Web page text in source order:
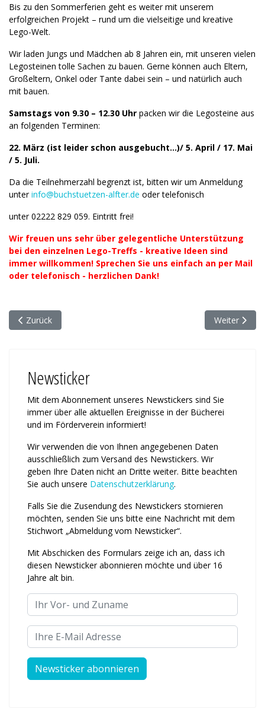
Bis zu den Sommerferien geht es weiter mit unserem
erfolgreichen Projekt – rund um die vielseitige und kreative
Lego-Welt.
Wir laden Jungs und Mädchen ab 8 Jahren ein, mit unseren vielen
Legosteinen tolle Sachen zu bauen. Gerne können auch Eltern,
Großeltern, Onkel oder Tante dabei sein – und natürlich auch
mit bauen.
Samstags von 9.30 – 12.30 Uhr packen wir die Legosteine aus
an folgenden Terminen:
22. März (ist leider schon ausgebucht…)/ 5. April / 17. Mai
/ 5. Juli.
Da die Teilnehmerzahl begrenzt ist, bitten wir um Anmeldung
unterinfo@buchstuetzen-alfter.de oder telefonisch
unter 02222 829 059. Eintritt frei!
Wir freuen uns sehr über gelegentliche Unterstützung
bei den einzelnen Lego-Treffs - kreative Ideen sind
immer willkommen! Sprechen Sie uns einfach an per Mail
oder telefonisch - herzlichen Dank!
Vorheriger Beitrag: Großer Bücherflohmarkt und ein Jubiläum
Zurück Nächster
Weiter
Newsticker
Mit dem Abonnement unseres News­tickers sind Sie
immer über alle ak­tu­ellen Ereignisse in der Bücherei
und im Förderverein informiert!
Wir verwenden die von Ihnen an­ge­ge­benen Daten
ausschließlich zum Ver­sand des Newstickers. Wir
geben Ihre Daten nicht an Dritte weiter. Bitte beachten
Sie auch unsere Daten­schutz­erklärung.
Falls Sie die Zusendung des News­tickers stornieren
möchten, senden Sie uns bitte eine Nachricht mit dem
Stichwort „Abmeldung vom News­ticker“.
Mit Abschicken des Formulars zeige ich an, dass ich
diesen Newsticker abonnieren möchte und über 16
Jahre alt bin.
Ihr Vor- und Zuname
Ihre E-Mail Adresse